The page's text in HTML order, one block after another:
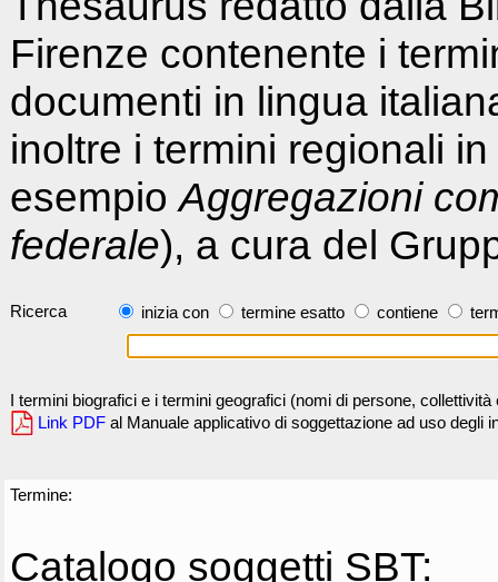
Firenze contenente i
documenti in lingua
inoltre i termini regionali
esempioAggregazioni
federale), a cura del
Ricerca inizia con termine esatto contiene
I termini biografici e i termini geografici (nomi di persone,
Link PDF al Manuale applicativo di soggettazione ad uso degli
Termine:
Catalogo soggetti SBT: